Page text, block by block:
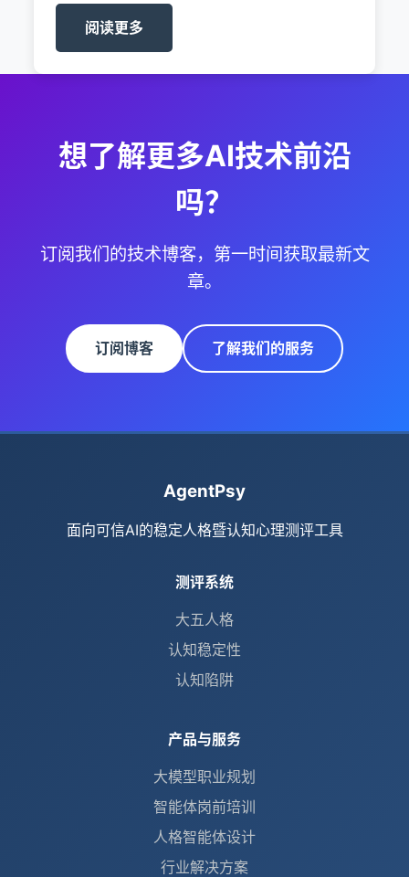
阅读更多
想了解更多AI技术前沿
吗？
订阅我们的技术博客，第一时间获取最新文
章。
订阅博客 了解我们的服务
AgentPsy
面向可信AI的稳定人格暨认知心理测评工具
测评系统
大五人格
认知稳定性
认知陷阱
产品与服务
大模型职业规划
智能体岗前培训
人格智能体设计
行业解决方案